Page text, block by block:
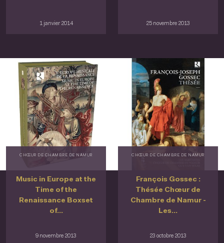
1 janvier 2014 25 novembre 2013
CHŒUR DE CHAMBRE DE NAMUR
Music in Europe at the
Time of the
Renaissance Boxset
of...
9 novembre 2013
CHŒUR DE CHAMBRE DE NAMUR
François Gossec :
Thésée Chœur de
Chambre de Namur -
Les...
23 octobre 2013